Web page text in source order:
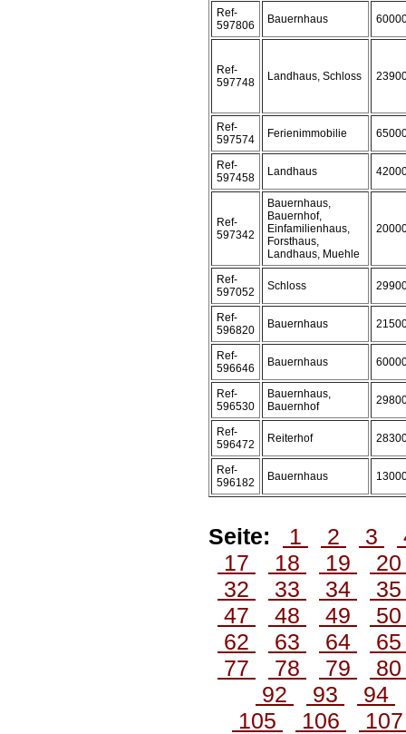
Ref-
597806
Bauernhaus
Ref-
597748
Landhaus, Schloss
Ref-
597574
Ferienimmobilie
Ref-
597458
Landhaus
Ref-
597342
Bauernhaus,
Bauernhof,
Einfamilienhaus,
Forsthaus,
Landhaus, Muehle
Ref-
597052
Schloss
Ref-
596820
Bauernhaus
Ref-
596646
Bauernhaus
Ref-
596530
Bauernhaus,
Bauernhof
Ref-
596472
Reiterhof
Ref-
596182
Bauernhaus
Seite: 1 2 3
17
18 19
32
33 34
47
48 49
62
63 64
77
78 79
92
93
94
105
106